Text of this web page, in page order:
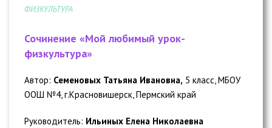
ФИЗКУЛЬТУРА
Сочинение «Мой любимый урок-
физкультура»
Автор: Семеновых Татьяна Ивановна, 5 класс, МБОУ
ООШ №4, г.Красновишерск, Пермский край
Руководитель: Ильиных Елена Николаевна